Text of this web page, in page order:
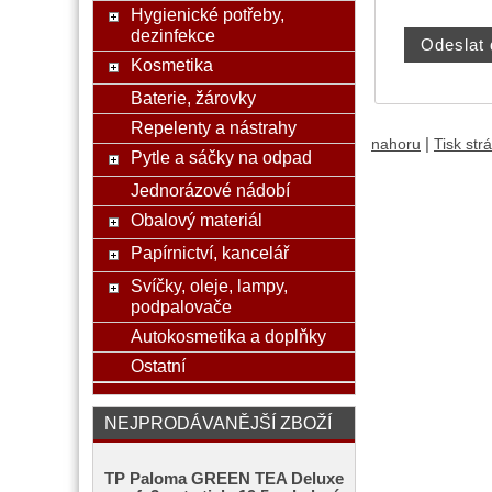
nahoru Tisk
Hygienické potřeby,
dezinfekce
Kosmetika
Baterie, žárovky
Repelenty a nástrahy
Pytle a sáčky na odpad
Jednorázové nádobí
Obalový materiál
Papírnictví, kancelář
Svíčky, oleje, lampy,
podpalovače
Autokosmetika a doplňky
Ostatní
NEJPRODÁVANĚJŠÍ ZBOŽÍ
TP Paloma GREEN TEA Deluxe